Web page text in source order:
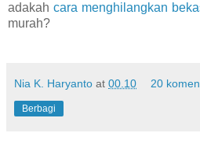
adakah cara menghilangkan
murah?
Nia K. Haryanto at 00.10 20
Berbagi